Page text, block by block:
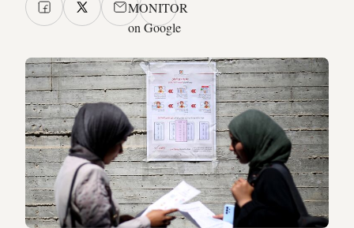
MONITOR
on Google